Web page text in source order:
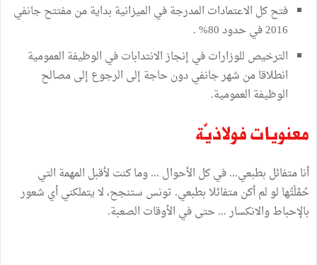
فتح كل الاعتمادات المدرجة في الميزانية بداية من مفتتح جانفي
2016 في حدود 80% .
الترخيص للوزارات في إنجاز الانتدابات في الوظيفة العمومية
انطلاقا من شهر جانفي دون حاجة إلى الرجوع إلى مصالح
الوظيفة العمومية.
معنويات فولاذيّة
أنا متفائل بطبعي... في كل الأحوال ... وما كنت لأقبل المهمة التي
حُمِّلْتُها لو لم أكن متفائلا بطبعي. تونس ستنجح، لا يتملكني أي شعور
بالإحباط والانكسار ... حتى في الأوقات الصعبة.